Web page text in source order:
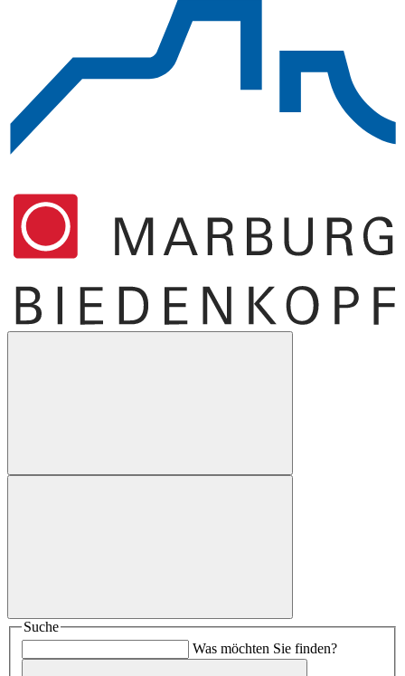
Suche
Was möchten Sie finden?